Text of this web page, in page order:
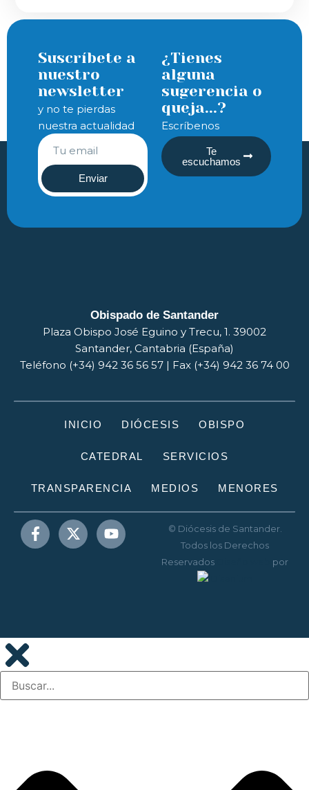
Suscríbete a
nuestro
newsletter
y no te pierdas
nuestra actualidad
Enviar
¿Tienes
alguna
sugerencia o
queja...?
Escríbenos
Te
escuchamos
Obispado de Santander
Plaza Obispo José Eguino y Trecu, 1. 39002
Santander, Cantabria (España)
Teléfono (+34) 942 36 56 57 | Fax (+34) 942 36 74 00
INICIO DIÓCESIS OBISPO
CATEDRAL SERVICIOS
TRANSPARENCIA MEDIOS MENORES
© Diócesis de Santander.
Todos los Derechos
Reservados
por